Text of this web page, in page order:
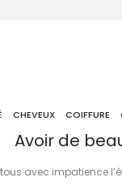
CHEVEUX COIFFURE
Avoir de
avec impatience